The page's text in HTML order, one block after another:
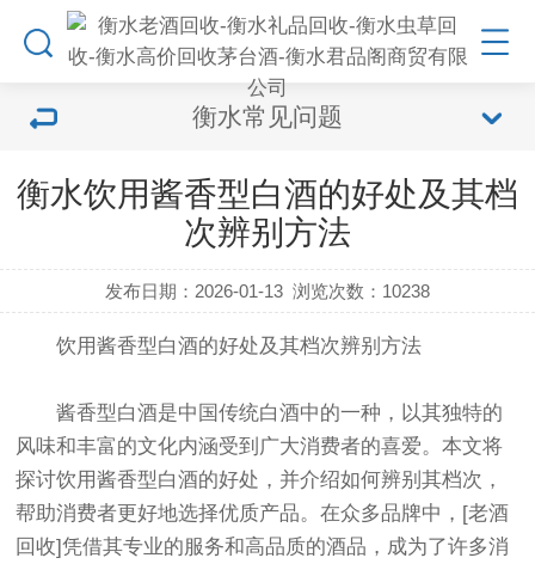
衡水常见问题
衡水饮用酱香型白酒的好处及其档
次辨别方法
发布日期：2026-01-13 浏览次数： 10238
饮用酱香型白酒的好处及其档次辨别方法
酱香型白酒是中国传统白酒中的一种，以其独特的
风味和丰富的文化内涵受到广大消费者的喜爱。本文将
探讨饮用酱香型白酒的好处，并介绍如何辨别其档次，
帮助消费者更好地选择优质产品。在众多品牌中，[老酒
回收]凭借其专业的服务和高品质的酒品，成为了许多消